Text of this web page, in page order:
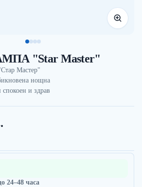
"Star Master"
Мастер"
нощна
и здрав
24–48 часа